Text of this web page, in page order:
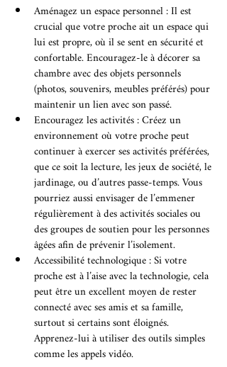
Aménagez un espace personnel : Il est
crucial que votre proche ait un espace qui
lui est propre, où il se sent en sécurité et
confortable. Encouragez-le à décorer sa
chambre avec des objets personnels
(photos, souvenirs, meubles préférés) pour
maintenir un lien avec son passé.
Encouragez les activités : Créez un
environnement où votre proche peut
continuer à exercer ses activités préférées,
que ce soit la lecture, les jeux de société, le
jardinage, ou d’autres passe-temps. Vous
pourriez aussi envisager de l’emmener
régulièrement à des activités sociales ou
des groupes de soutien pour les personnes
âgées afin de prévenir l’isolement.
Accessibilité technologique : Si votre
proche est à l’aise avec la technologie, cela
peut être un excellent moyen de rester
connecté avec ses amis et sa famille,
surtout si certains sont éloignés.
Apprenez-lui à utiliser des outils simples
comme les appels vidéo.